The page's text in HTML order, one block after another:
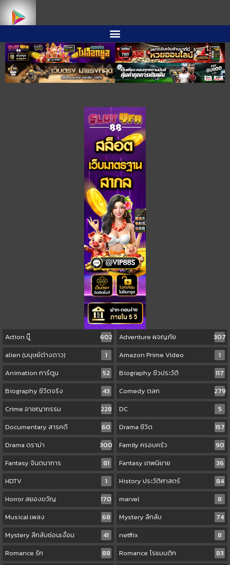
Action บู๊ 602 Adventure ผจญภัย
307
alien (มนุษย์ต่างดาว)
1 Amazon Prime Video
1
Animation การ์ตูน
52 Biography ชีวประวัติ
117
Biography ชีวิตจริง
43 Comedy ตลก
279
Crime อาชญากรรม
228 DC
5
Documentary สารคดี
60 Drama ชีวิต
157
Drama ดราม่า
300 Family ครอบครัว
90
Fantasy จินตนาการ
81 Fantasy เทพนิยาย
36
HDTV
1 History ประวัติศาสตร์
84
Horror สยองขวัญ
170 marvel
8
Musical เพลง
68 Mystery ลึกลับ
74
Mystery ลึกลับซ่อนเงื่อน
41 netflix
8
Romance รัก
88 Romance โรแมนติก
83